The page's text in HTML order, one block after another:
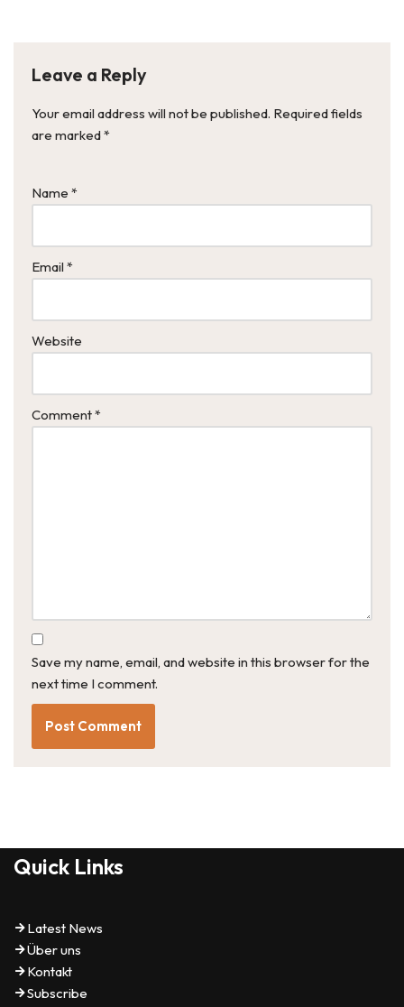
Leave a Reply
Your email address will not be published. Required fields
are marked*
Name *
Email *
Website
Comment*
Save my name, email, and website in this browser for the
next time I comment.
Quick Links
Latest News
Über uns
Kontakt
Subscribe